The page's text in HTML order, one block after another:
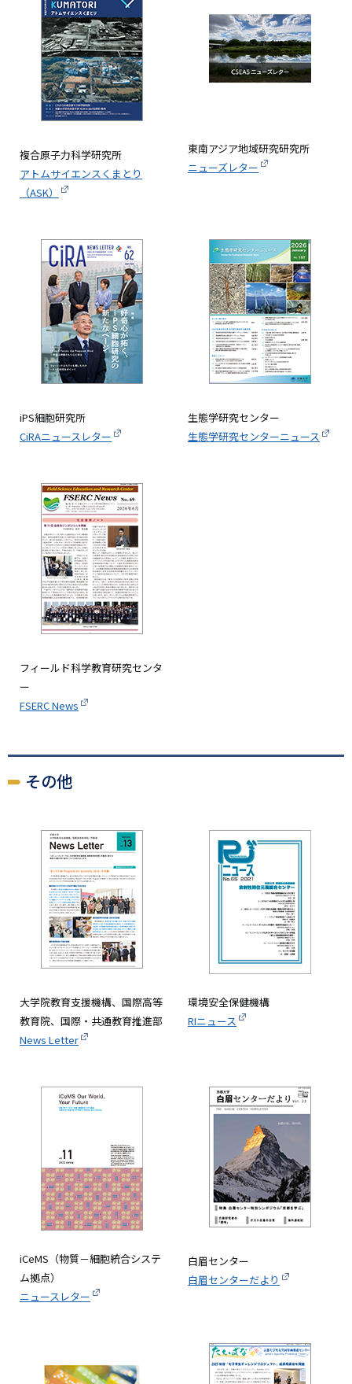
像
複合原子力科学研究所
アトムサイエンスくまとり
（ASK）
東南アジア地域研究研究所
ニューズレター
画
像
iPS細胞研究所
CiRAニュースレター
画
像
生態学研究センター
生態学研究センターニュース
画
像
フィールド科学教育研究センタ
ー
FSERC News
その他
画
像
大学院教育支援機構、国際高等
教育院、国際・共通教育推進部
News Letter
環境安全保健機構
RIニュース
iCeMS（物質－細胞統合システ
ム拠点）
ニュースレター
画
像
白眉センター
白眉センターだより
像
画
像